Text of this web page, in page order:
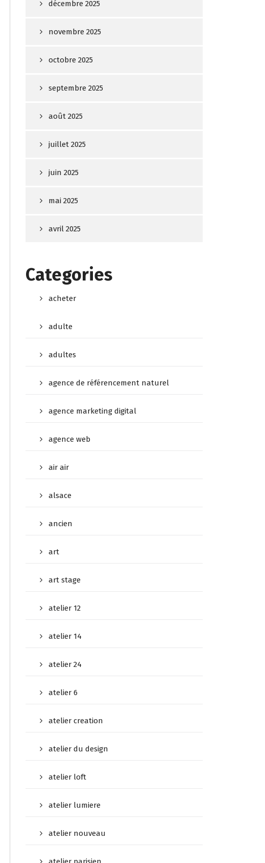
décembre 2025
novembre 2025
octobre 2025
septembre 2025
août 2025
juillet 2025
juin 2025
mai 2025
avril 2025
Categories
acheter
adulte
adultes
agence de référencement naturel
agence marketing digital
agence web
air air
alsace
ancien
art
art stage
atelier 12
atelier 14
atelier 24
atelier 6
atelier creation
atelier du design
atelier loft
atelier lumiere
atelier nouveau